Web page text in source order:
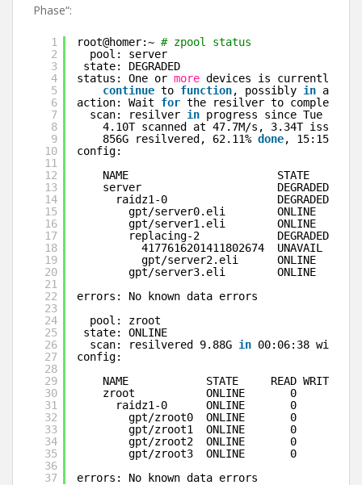
Phase“:
1
2
3
4
5
6
7
8
9
10
11
12
13
14
15
16
17
18
19
20
21
22
23
24
25
26
27
28
29
30
31
32
33
34
35
36
37
root@homer:~ # zpool status
pool: server
state: DEGRADED
status: One or more devices is currently
continue to function, possibly in a
action: Wait for the resilver to complete.
scan: resilver in progress since Tue Sep
4.10T scanned at 47.7M/s , 3.34T issued
856G resilvered, 62.11% done, 15:15:49
config:
NAME                       STATE
server                     DEGRADED
raidz1-0                 DEGRADED
gpt/server0.eli        ONLINE
gpt/server1 .eli        ONLINE
replacing-2            DEGRADED
4177616201411802674  UNAVAIL
gpt/server2.eli      ONLINE
gpt/server3.eli        ONLINE
errors: No known data errors
pool: zroot
state: ONLINE
scan: resilvered 9.88G in 00:06:38 with 0
config:
NAME            STATE     READ WRITE
zroot           ONLINE       0     0
raidz1-0      ONLINE       0     0
gpt/zroot0
ONLINE       0     0
gpt/zroot1
ONLINE       0     0
gpt/zroot2
ONLINE       0     0
gpt/zroot3
ONLINE       0     0
errors: No known data errors